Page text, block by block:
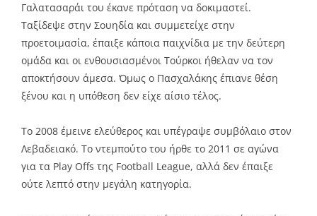
Γαλατασαράι του έκανε πρόταση να δοκιμαστεί.
Ταξίδεψε στην Σουηδία και συμμετείχε στην
προετοιμασία, έπαιξε κάποια παιχνίδια με την δεύτερη
ομάδα και οι ενθουσιασμένοι Τούρκοι ήθελαν να τον
αποκτήσουν άμεσα. Όμως ο Πασχαλάκης έπιανε θέση
ξένου και η υπόθεση δεν είχε αίσιο τέλος.
Το 2008 έμεινε ελεύθερος και υπέγραψε συμβόλαιο στον
Λεβαδειακό. Το ντεμπούτο του ήρθε το 2011 σε αγώνα
για τα Play Offs της Football League, αλλά δεν έπαιξε
ούτε λεπτό στην μεγάλη κατηγορία.